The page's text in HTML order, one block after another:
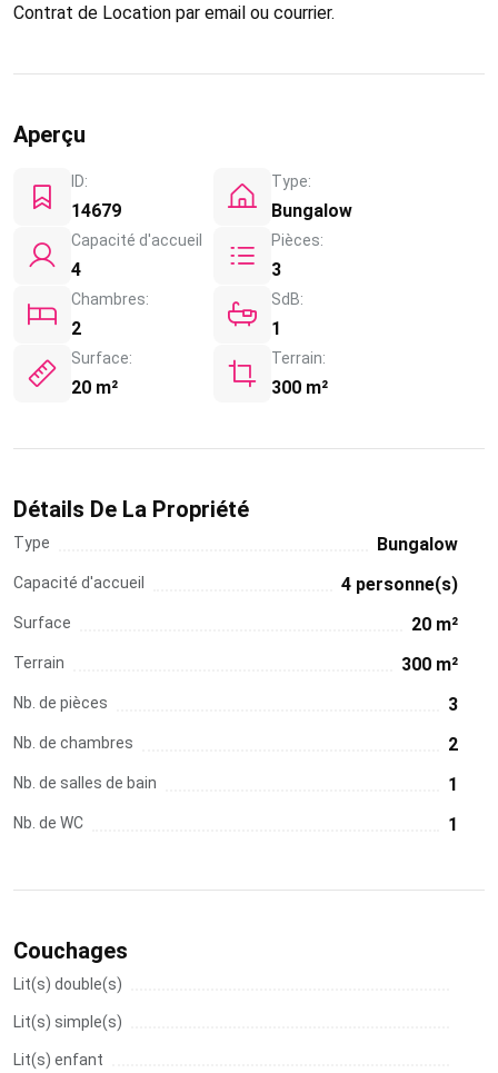
Contrat de Location par email ou courrier.
Aperçu
ID:
14679
Type:
Bungalow
Capacité d'accueil
4
Pièces:
3
Chambres:
2
SdB:
1
Surface:
20 m²
Terrain:
300 m²
Détails De La Propriété
Type Bungalow
Capacité d'accueil 4 personne(s)
Surface 20 m²
Terrain 300 m²
Nb. de pièces 3
Nb. de chambres 2
Nb. de salles de bain 1
Nb. de WC 1
Couchages
Lit(s) double(s)
Lit(s) simple(s)
Lit(s) enfant